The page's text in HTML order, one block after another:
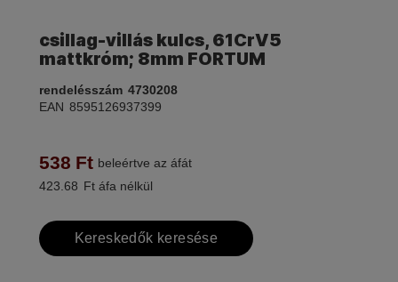
csillag-villás kulcs, 61CrV5
mattkróm; 8mm FORTUM
rendelésszám 4730208
EAN 8595126937399
538 Ft beleértve az áfát
423.68 Ft áfa nélkül
Kereskedők keresése